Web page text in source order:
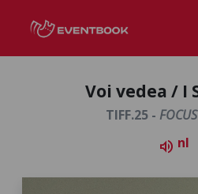
Voi vedea / I
TIFF.25 -
volume_up nl